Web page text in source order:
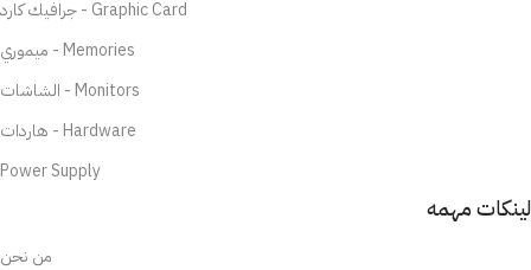
جرافيك كارد - Graphic Card
ميموري - Memories
الشاشات - Monitors
هاردات - Hardware
Power Supply
لينكات مهمه
من نحن